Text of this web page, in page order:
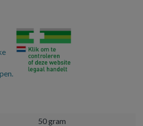
50 gram